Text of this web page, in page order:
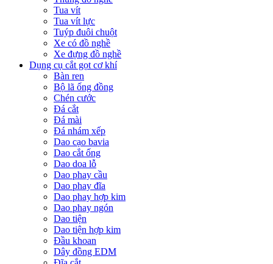
Tua vít
Tua vít lực
Tuýp đuôi chuột
Xe có đồ nghề
Xe đựng đồ nghề
Dụng cụ cắt gọt cơ khí
Bàn ren
Bộ lã ống đồng
Chén cước
Đá cắt
Đá mài
Đá nhám xếp
Dao cạo bavia
Dao cắt ống
Dao doa lỗ
Dao phay cầu
Dao phay đĩa
Dao phay hợp kim
Dao phay ngón
Dao tiện
Dao tiện hợp kim
Đầu khoan
Dây đồng EDM